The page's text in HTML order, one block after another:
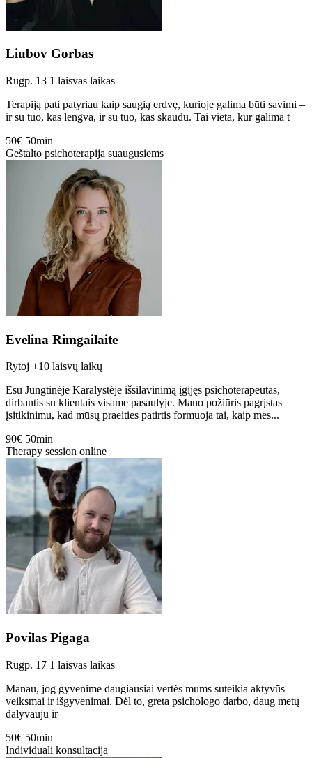
Liubov Gorbas
Rugp. 13 1 laisvas laikas
Terapiją pati patyriau kaip saugią erdvę, kurioje galima būti savimi –
ir su tuo, kas lengva, ir su tuo, kas skaudu. Tai vieta, kur galima t
50€ 50min
Geštalto psichoterapija suaugusiems
Evelina Rimgailaite
Rytoj +10 laisvų laikų
Esu Jungtinėje Karalystėje išsilavinimą įgijęs psichoterapeutas,
dirbantis su klientais visame pasaulyje. Mano požiūris pagrįstas
įsitikinimu, kad mūsų praeities patirtis formuoja tai, kaip mes...
90€ 50min
Therapy session online
Povilas Pigaga
Rugp. 17 1 laisvas laikas
Manau, jog gyvenime daugiausiai vertės mums suteikia aktyvūs
veiksmai ir išgyvenimai. Dėl to, greta psichologo darbo, daug metų
dalyvauju ir
50€ 50min
Individuali konsultacija